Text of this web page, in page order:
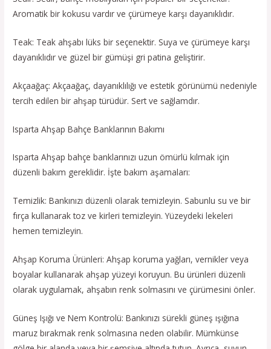
Aromatik bir kokusu vardır ve çürümeye karşı dayanıklıdır.
Teak: Teak ahşabı lüks bir seçenektir. Suya ve çürümeye karşı
dayanıklıdır ve güzel bir gümüşi gri patina geliştirir.
Akçaağaç: Akçaağaç, dayanıklılığı ve estetik görünümü nedeniyle
tercih edilen bir ahşap türüdür. Sert ve sağlamdır.
Isparta Ahşap Bahçe Banklarının Bakımı
Isparta Ahşap bahçe banklarınızı uzun ömürlü kılmak için
düzenli bakım gereklidir. İşte bakım aşamaları:
Temizlik: Bankınızı düzenli olarak temizleyin. Sabunlu su ve bir
fırça kullanarak toz ve kirleri temizleyin. Yüzeydeki lekeleri
hemen temizleyin.
Ahşap Koruma Ürünleri: Ahşap koruma yağları, vernikler veya
boyalar kullanarak ahşap yüzeyi koruyun. Bu ürünleri düzenli
olarak uygulamak, ahşabın renk solmasını ve çürümesini önler.
Güneş Işığı ve Nem Kontrolü: Bankınızı sürekli güneş ışığına
maruz bırakmak renk solmasına neden olabilir. Mümkünse